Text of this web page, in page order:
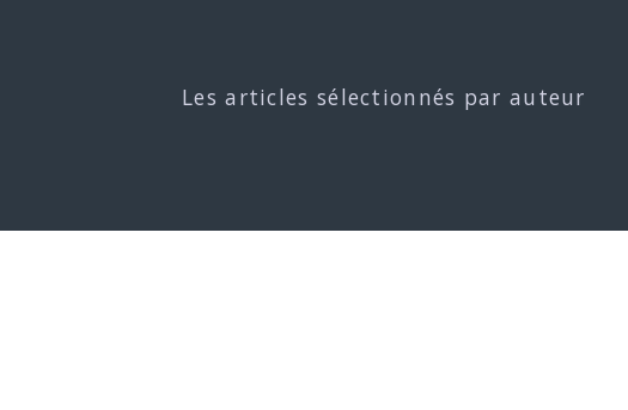
Les articles sélectionnés par auteur